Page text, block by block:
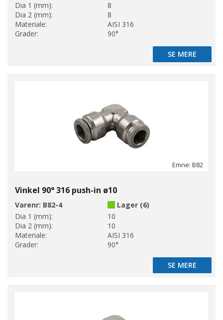
Dia 1 (mm):
8
Dia 2 (mm):
8
Materiale:
AISI 316
Grader:
90°
SE MERE
SE MERE
Emne: B82
Vinkel 90° 316 push-in ø10
Varenr: B82-4
Lager (6)
Dia 1 (mm):
10
Dia 2 (mm):
10
Materiale:
AISI 316
Grader:
90°
SE MERE
SE MERE